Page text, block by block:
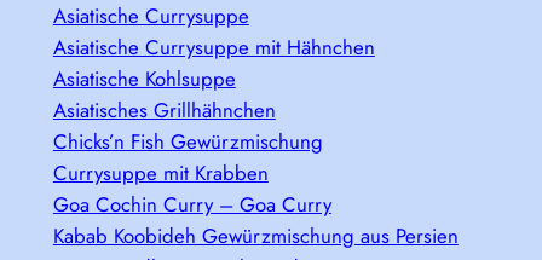
Asiatische Currysuppe
Asiatische Currysuppe mit Hähnchen
Asiatische Kohlsuppe
Asiatisches Grillhähnchen
Chicks’n Fish Gewürzmischung
Currysuppe mit Krabben
Goa Cochin Curry – Goa Curry
Kabab Koobideh Gewürzmischung aus Persien